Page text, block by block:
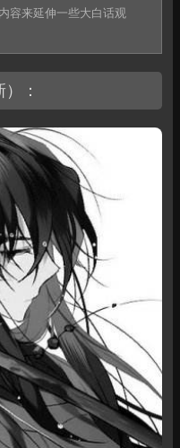
容来延伸一些大白话观
：